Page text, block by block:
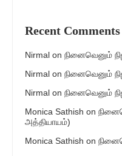
Recent Comments
Nirmal on நினைவெனும்
Nirmal on நினைவெனும்
Nirmal on நினைவெனும்
Monica Sathish on
அத்தியாயம்)
Monica Sathish on